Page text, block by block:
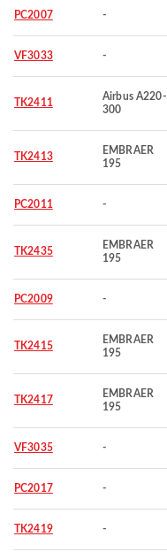
PC2007 -
VF3033 -
TK2411
Airbus A220-
300
TK2413
EMBRAER
195
PC2011 -
TK2435
EMBRAER
195
PC2009 -
TK2415
EMBRAER
195
TK2417
EMBRAER
195
VF3035 -
PC2017 -
TK2419 -